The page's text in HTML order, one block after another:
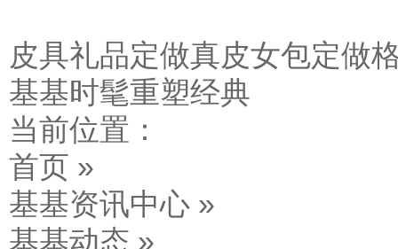
皮具礼品定做真皮女包定做
基基时髦重塑经典
当前位置：
首页 »
基基资讯中心 »
基基动态 »